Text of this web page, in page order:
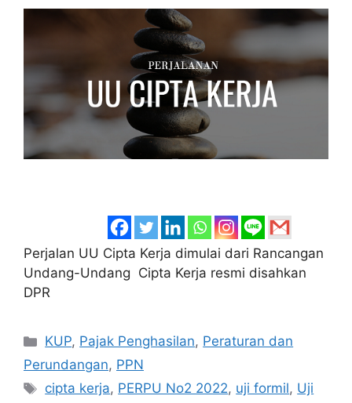
Perjalan UU Cipta Kerja dimulai dari Rancangan
Undang-Undang Cipta Kerja resmi disahkan
DPR
Categories
KUP, Pajak Penghasilan, Peraturan dan
Perundangan, PPN
Tags
cipta kerja, PERPU No2 2022, uji formil, Uji